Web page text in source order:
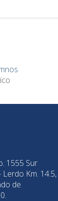
1555 Sur
Km. 14.5,
de